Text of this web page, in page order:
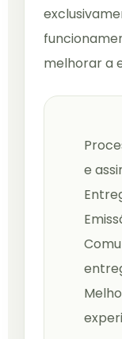
melhorar a
e